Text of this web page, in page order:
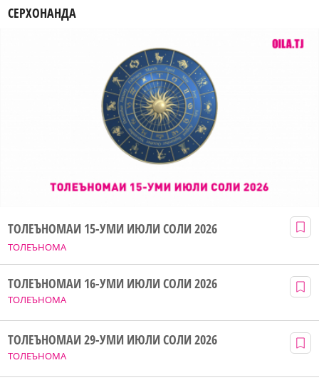
СЕРХОНАНДА
ТОЛЕЪНОМА
ТОЛЕЪНОМАИ 15-УМИ ИЮЛИ СОЛИ 2026
ТОЛЕЪНОМА
ТОЛЕЪНОМАИ 16-УМИ ИЮЛИ СОЛИ 2026
ТОЛЕЪНОМА
ТОЛЕЪНОМАИ 29-УМИ ИЮЛИ СОЛИ 2026